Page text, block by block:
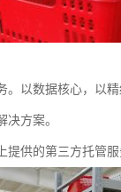
以数据核心，以
方案。
供的第三方托管服